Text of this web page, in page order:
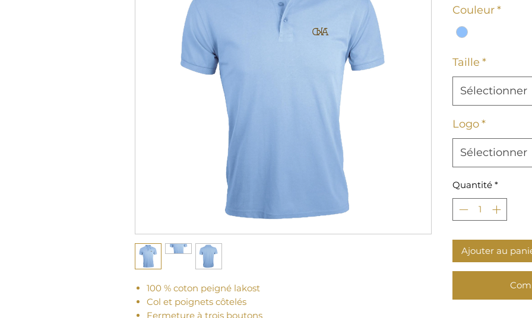
100 % coton peigné lakost
Col et poignets côtelés
Fermeture à trois boutons
Couleur*
Taille *
Sélectionner
Logo*
Sélectionner
Quantité *
Ajouter au